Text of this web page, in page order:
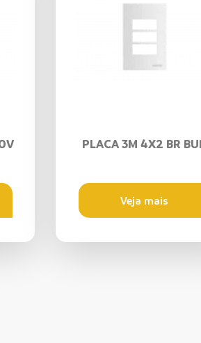
PLACA 3M 4X2 BR
Veja mais